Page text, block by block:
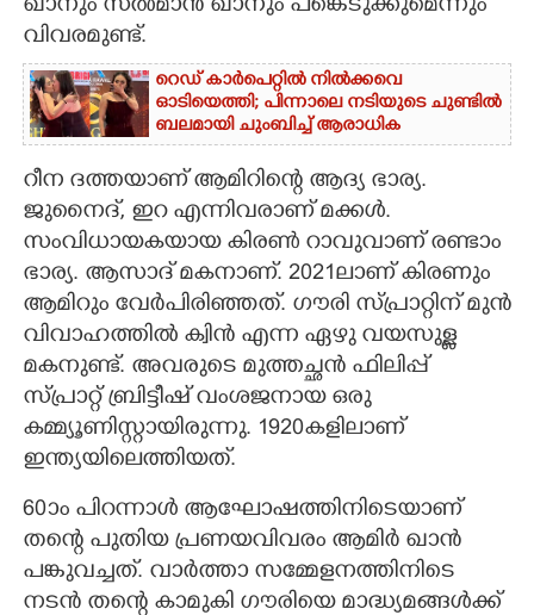
ഖാനും സൽമാൻ ഖാനും പങ്കെടുക്കുമെന്നും
വിവരമുണ്ട്.
റെഡ് കാർപെറ്റിൽ നിൽക്കവെ
ഓടിയെത്തി; പിന്നാലെ നടിയുടെ ചുണ്ടിൽ
ബലമായി ചുംബിച്ച് ആരാധിക
റീന ദത്തയാണ് ആമിറിന്റെ ആദ്യ ഭാര്യ.
ജുനൈദ്, ഇറ എന്നിവരാണ് മക്കൾ.
സംവിധായകയായ കിരൺ റാവുവാണ് രണ്ടാം
ഭാര്യ. ആസാദ് മകനാണ്. 2021ലാണ് കിരണും
ആമിറും വേർപിരിഞ്ഞത്. ഗൗരി സ്പ്രാറ്റിന് മുൻ
വിവാഹത്തിൽ ക്വിൻ എന്ന ഏഴു വയസുള്ള
മകനുണ്ട്. അവരുടെ മുത്തച്ഛൻ ഫിലിപ്പ്
സ്പ്രാറ്റ് ബ്രിട്ടീഷ് വംശജനായ ഒരു
കമ്മ്യൂണിസ്റ്റായിരുന്നു. 1920കളിലാണ്
ഇന്ത്യയിലെത്തിയത്.
60ാം പിറന്നാൾ ആഘോഷത്തിനിടെയാണ്
തന്റെ പുതിയ പ്രണയവിവരം ആമിർ ഖാൻ
പങ്കുവച്ചത്. വാർത്താ സമ്മേളനത്തിനിടെ
നടൻ തന്റെ കാമുകി ഗൗരിയെ മാദ്ധ്യമങ്ങൾക്ക്